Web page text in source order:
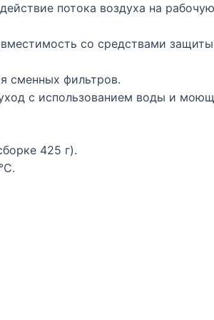
потока воздуха на
со средствами
сменных фильтров.
с использованием воды и
425 г).